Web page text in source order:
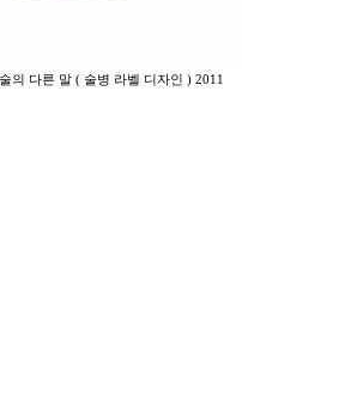
의 다른 말 ( 술병 라벨 디자인 ) 2011